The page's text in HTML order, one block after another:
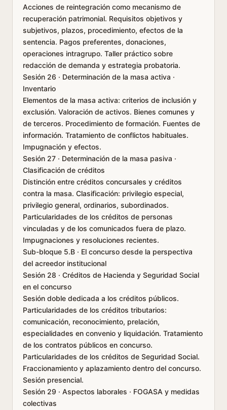
Acciones de reintegración como mecanismo de
recuperación patrimonial. Requisitos objetivos y
subjetivos, plazos, procedimiento, efectos de la
sentencia. Pagos preferentes, donaciones,
operaciones intragrupo. Taller práctico sobre
redacción de demanda y estrategia probatoria.
Sesión 26 · Determinación de la masa activa ·
Inventario
Elementos de la masa activa: criterios de inclusión y
exclusión. Valoración de activos. Bienes comunes y
de terceros. Procedimiento de formación. Fuentes de
información. Tratamiento de conflictos habituales.
Impugnación y efectos.
Sesión 27 · Determinación de la masa pasiva ·
Clasificación de créditos
Distinción entre créditos concursales y créditos
contra la masa. Clasificación: privilegio especial,
privilegio general, ordinarios, subordinados.
Particularidades de los créditos de personas
vinculadas y de los comunicados fuera de plazo.
Impugnaciones y resoluciones recientes.
Sub-bloque 5.B · El concurso desde la perspectiva
del acreedor institucional
Sesión 28 · Créditos de Hacienda y Seguridad Social
en el concurso
Sesión doble dedicada a los créditos públicos.
Particularidades de los créditos tributarios:
comunicación, reconocimiento, prelación,
especialidades en convenio y liquidación. Tratamiento
de los contratos públicos en concurso.
Particularidades de los créditos de Seguridad Social.
Fraccionamiento y aplazamiento dentro del concurso.
Sesión presencial.
Sesión 29 · Aspectos laborales · FOGASA y medidas
colectivas